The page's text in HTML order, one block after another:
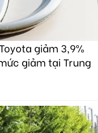
giảm 3,9%
giảm tại Trung